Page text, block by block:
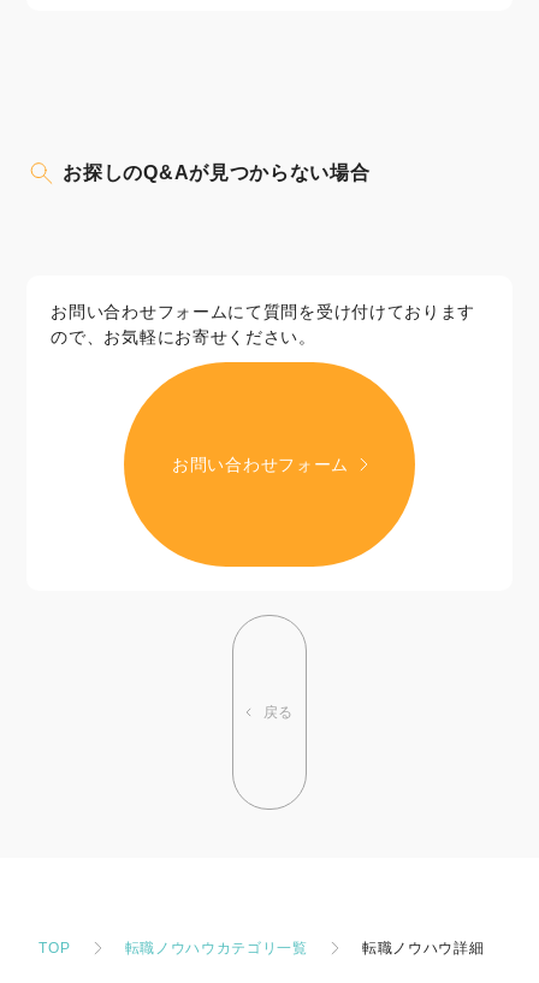
お探しのQ&Aが見つからない場合
お問い合わせフォームにて質問を受け付けております
ので、お気軽にお寄せください。
お問い合わせフォーム
戻る
TOP 転職ノウハウカテゴリ一覧 転職ノウハウ詳細